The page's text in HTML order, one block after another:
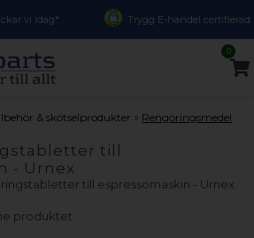
vi idag* Trygg E-handel certifierad
0
& skötselprodukter » Rengöringsmedel
till
- Urnex
till espressomaskin - Urnex
produktet